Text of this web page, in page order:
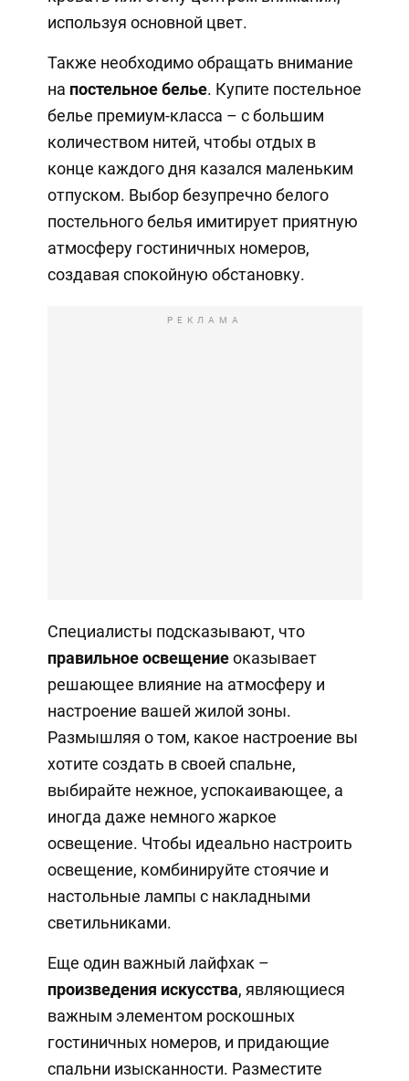
используя основной цвет.
Также необходимо обращать внимание
на постельное белье. Купите постельное
белье премиум-класса – с большим
количеством нитей, чтобы отдых в
конце каждого дня казался маленьким
отпуском. Выбор безупречно белого
постельного белья имитирует приятную
атмосферу гостиничных номеров,
создавая спокойную обстановку.
РЕКЛАМА
Специалисты подсказывают, что
правильное освещениеоказывает
решающее влияние на атмосферу и
настроение вашей жилой зоны.
Размышляя о том, какое настроение вы
хотите создать в своей спальне,
выбирайте нежное, успокаивающее, а
иногда даже немного жаркое
освещение. Чтобы идеально настроить
освещение, комбинируйте стоячие и
настольные лампы с накладными
светильниками.
Еще один важный лайфхак –
произведения искусства, являющиеся
важным элементом роскошных
гостиничных номеров, и придающие
спальни изысканности. Разместите